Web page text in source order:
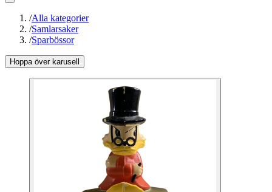
/Alla kategorier
/Samlarsaker
/Sparbössor
Hoppa över karusell